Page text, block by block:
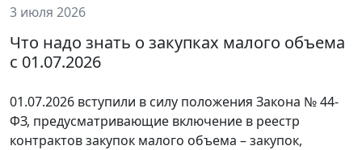
3 июля 2026
Что надо знать о закупках малого объема
с 01.07.2026
01.07.2026 вступили в силу положения Закона № 44-
ФЗ, предусматривающие включение в реестр
контрактов закупок малого объема – закупок,